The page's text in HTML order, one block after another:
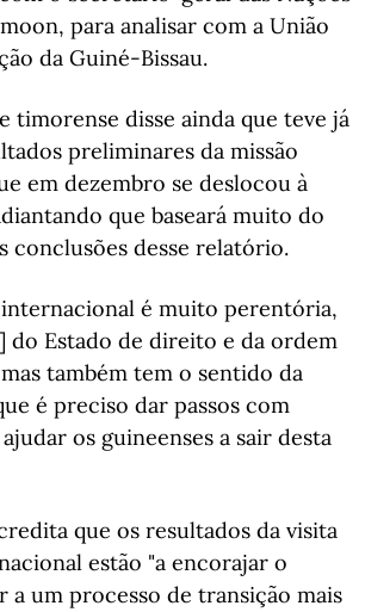
para analisar com a União
da Guiné-Bissau.
timorense disse ainda que teve já
preliminares da missão
em dezembro se deslocou à
que baseará muito do
conclusões desse relatório.
é muito perentória,
do Estado de direito e da ordem
também tem o sentido da
é preciso dar passos com
os guineenses a sair desta
que os resultados da visita
estão "a encorajar o
a um processo de transição mais